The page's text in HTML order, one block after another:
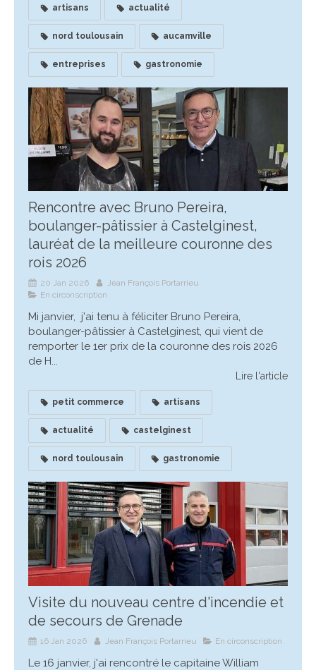
artisans actualité
nord toulousain aucamville
entreprises gastronomie
Rencontre avec Bruno Pereira,
boulanger-pâtissier à Castelginest,
lauréat de la meilleure couronne des
rois 2026
20 Jan 2026
Jean François Portarrieu
En circonscription
Mi janvier, j'ai tenu à féliciter Bruno Pereira,
boulanger-pâtissier à Castelginest, qui vient de
remporter le 1er prix de la couronne des rois 2026
de H...
Lire l'article
petit commerce artisans
actualité castelginest
nord toulousain gastronomie
Visite du nouveau centre d'incendie et
de secours de Grenade
16 Jan 2026 Jean François Portarrieu En circonscription
Le 16 janvier, j'ai rencontré le capitaine William